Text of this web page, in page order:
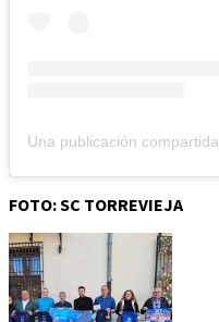
FOTO: SC TORREVIEJA